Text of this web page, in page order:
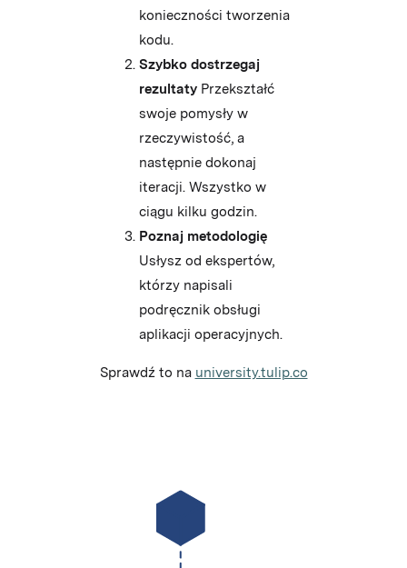
konieczności tworzenia
kodu.
Szybko dostrzegaj
rezultaty Przekształć
swoje pomysły w
rzeczywistość, a
następnie dokonaj
iteracji. Wszystko w
ciągu kilku godzin.
Poznaj metodologię
Usłysz od ekspertów,
którzy napisali
podręcznik obsługi
aplikacji operacyjnych.
Sprawdź to na university.tulip.co